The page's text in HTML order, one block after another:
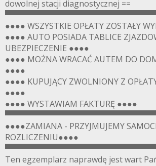
dowolnej stacji diagnostycznej ==
●●●● WSZYSTKIE OPŁATY ZOSTAŁY
●●●● AUTO POSIADA TABLICE
UBEZPIECZENIE ●●●●
●●●● MOŻNA WRACAĆ AUTEM DO
●●●●
●●●● KUPUJĄCY ZWOLNIONY Z
●●●●
●●●● WYSTAWIAM FAKTURĘ ●●●●
●●●●ZAMIANA - PRZYJMUJEMY
ROZLICZENIU●●●●
Ten egzemplarz naprawdę jest wart